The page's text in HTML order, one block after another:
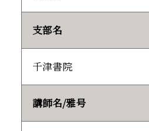
支部名
千津書院
講師名/雅号